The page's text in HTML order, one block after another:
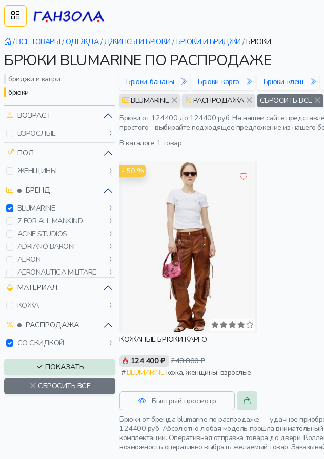
/ВСЕ ТОВАРЫ /ОДЕЖДА/ДЖИНСЫ И БРЮКИ / БРЮКИ И БРИДЖИ /БРЮКИ
БРЮКИ BLUMARINE ПО РАСПРОДАЖЕ
бриджи и капри
брюки
ВОЗРАСТ
ВЗРОСЛЫЕ
ПОЛ
ЖЕНЩИНЫ
БРЕНД
BLUMARINE
7 FOR ALL MANKIND
ACNE STUDIOS
ADRIANO BARONI
AERON
AERONAUTICA MILITARE
ALBERTA FERRETTI
ALEXANDRE VAUTHIER
ALLUDE
ANDREADAMO
ANN DEMEULEMEESTER
ANTONELLI FIRENZE
ARMATA DI MARE
МАТЕРИАЛ
КОЖА
РАСПРОДАЖА
СО СКИДКОЙ
ПОКАЗАТЬ
СБРОСИТЬ ВСЕ
Брюки-бананы Брюки-карго Брюки-клеш
BLUMARINE
РАСПРОДАЖА
СБРОСИТЬ ВСЕ
Брюки от 124400 до 124400 руб. На нашем сайте
простого - выбирайте подходящее предложение из нашего
В каталоге 1 товар
- 50 %
КОЖАНЫЕ БРЮКИ КАРГО
124 400 ₽ 248 800 ₽
BLUMARINEкожа, женщины, взрослые
Быстрый просмотр
Брюки от бренда blumarine по распродаже — удачное
124400 руб. Абсолютно любая модель прошла
комплектации. Оперативная отправка товара до двери.
возможность оперативно выбрать желаемый товар.